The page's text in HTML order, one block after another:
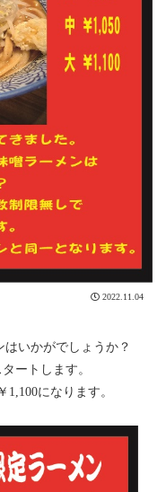
2022.11.04
いかがでしょうか？
ートします。
1,100になります。